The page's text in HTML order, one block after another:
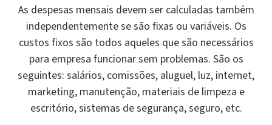
As despesas mensais devem ser calculadas também
independentemente se são fixas ou variáveis. Os
custos fixos são todos aqueles que são necessários
para empresa funcionar sem problemas. São os
seguintes: salários, comissões, aluguel, luz, internet,
marketing, manutenção, materiais de limpeza e
escritório, sistemas de segurança, seguro, etc.